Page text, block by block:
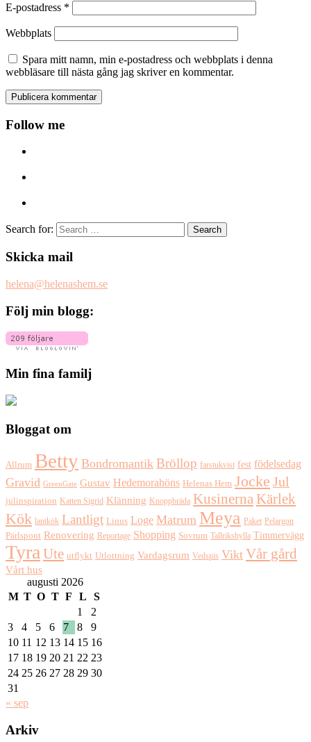
E-postadress *
Webbplats
Spara mitt namn, min e-postadress och webbplats i denna
webbläsare till nästa gång jag skriver en kommentar.
Follow me
Search for:
Skicka mail
helena@helenashem.se
Följ min blogg:
Min fina familj
Bloggat om
Allrum Betty Bondromantik Bröllop farstukvist fest födelsedag
Gravid GreenGate Gustav Hedemorahöns Helenas Hem Jocke Jul
julinspiration Katten Sigrid Klänning Knoppbräda KusinernaKärlek
Kök lantkök Lantligt Linus Loge Matrum Meya Paket Pelargon
Pärlspont Renovering Reportage Shopping Sovrum Tallrikshylla Timmervägg
TyraUte utflykt Utlottning Vardagsrum Vedspis Vikt Vår gård
Vårt hus
augusti 2026
M T O T F L
S
1
2
3
4 5 6 7 8
9
10 11 12 13 14 15 16
17 18 19 20 21 22 23
24 25 26 27 28 29 30
31
« sep
Arkiv